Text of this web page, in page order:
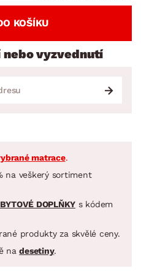
KOŠÍKU
vyzvednutí
matrace.
na veškerý sortiment
BYTOVÉ DOPLŇKY s kódem
produkty za skvělé ceny.
nadesetiny.